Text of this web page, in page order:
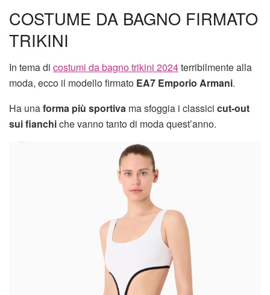
COSTUME DA BAGNO FIRMATO
TRIKINI
In tema di costumi da bagno trikini 2024terribilmente alla
moda, ecco il modello firmato EA7 Emporio Armani.
Ha unaforma più sportiva ma sfoggia i classici cut-out
sui fianchiche vanno tanto di moda quest’anno.